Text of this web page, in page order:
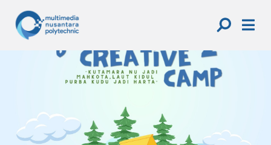
content